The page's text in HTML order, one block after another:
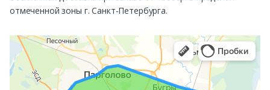
отмеченной зоны г. Санкт-Петербурга.